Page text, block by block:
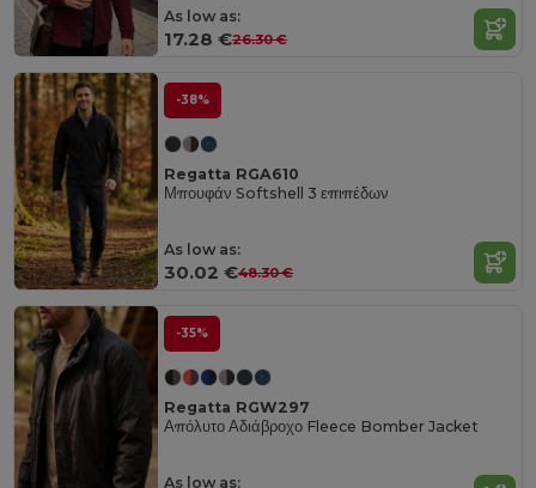
As low as:
17.28 €26.30 €
-38%
Regatta RGA610
Μπουφάν Softshell 3 επιπέδων
As low as:
30.02 €48.30 €
-35%
Regatta RGW297
Απόλυτο Αδιάβροχο Fleece Bomber Jacket
As low as: